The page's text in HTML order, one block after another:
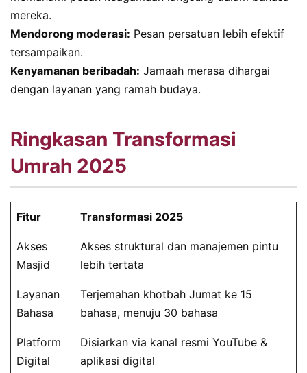
mereka.
Mendorong moderasi: Pesan persatuan lebih efektif
tersampaikan.
Kenyamanan beribadah: Jamaah merasa dihargai
dengan layanan yang ramah budaya.
Ringkasan Transformasi
Umrah 2025
Fitur Transformasi 2025
Akses
Masjid
Akses struktural dan manajemen pintu
lebih tertata
Layanan
Bahasa
Terjemahan khotbah Jumat ke 15
bahasa, menuju 30 bahasa
Platform
Digital
Disiarkan via kanal resmi YouTube &
aplikasi digital